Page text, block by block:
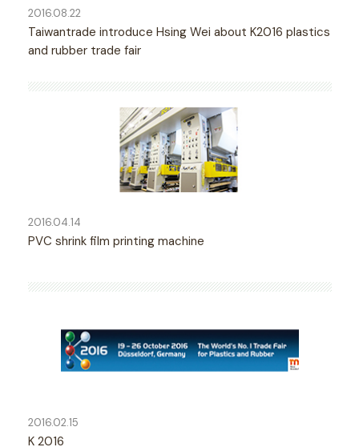
2016.08.22
Taiwantrade introduce Hsing Wei about K2016 plastics
and rubber trade fair
2016.04.14
PVC shrink film printing machine
2016.02.15
K 2016